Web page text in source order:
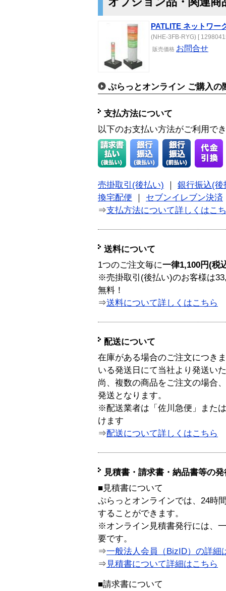
PATLITE ネットワ
(NHE-3FB-RYG) [
販売価格 お問合せ
ぷらっとオンライン ご購入の
支払方法について
以下のお支払い方法がご利用で
売掛取引(後払い) ｜ 銀行振込(後
換宅配便 ｜ セブンイレブン決済
⇒支払方法について詳しくはこ
送料について
1つのご注文毎に一律1,100円(税
※売掛取引(後払い)のお客様は
無料！
⇒送料について詳しくはこちら
配送について
在庫がある場合のご注文につき
いる発送日にて当社より発送い
尚、複数の商品をご注文の場合
発送となります。
※配送業者は「佐川急便」また
けます
⇒配送について詳しくはこちら
見積書・請求書・納品書等の
■見積書について
ぷらっとオンラインでは、24時
することができます。
※オンライン見積書発行には、
要です。
⇒一般法人会員（BizID）の詳細
⇒ 見積書について詳細はこちら
■請求書について